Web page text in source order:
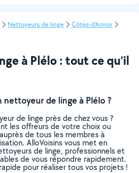
Nettoyeurs de linge
Côtes-d'Armor
à Plélo : tout ce qu’il
de linge à Plélo ?
de linge près de chez vous ?
les offreurs de votre choix ou
de tous les membres à
AlloVoisins vous met en
de linge, professionnels et
de vous répondre rapidement.
pour réaliser tous vos projets !